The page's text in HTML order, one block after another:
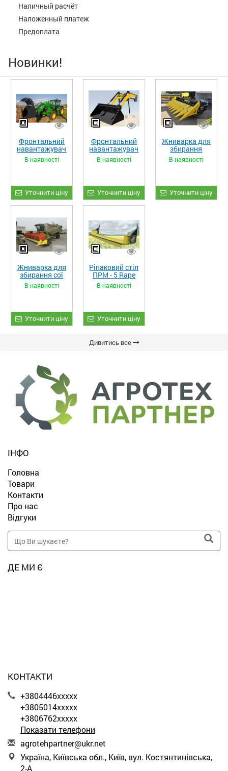
Наличный расчёт
Наложенный платеж
Предоплата
Новинки!
Фронтальний
навантажувач
«STRONG XL»
В наявності
Уточнити ціну
Фронтальний
навантажувач
«STRONG»
В наявності
Уточнити ціну
Жниварка для
збирання
кукурудзи
ЖКИ-870
В наявності
Уточнити ціну
Жниварка для
збирання сої
та гороху
«ETTARO»
В наявності
Уточнити ціну
Ріпаковий стіл
ПРМ - 5 Rape
Fiore
В наявності
Уточнити ціну
Дивитись все
ІНФО
Головна
Товари
Контакти
Про нас
Відгуки
ДЕ МИ Є
КОНТАКТИ
+3804446xxxxx
+3805014xxxxx
+3806762xxxxx
Показати телефони
agrotehpartner@ukr.net
Україна, Київська обл., Київ, вул. Костянтинівська,
2-А